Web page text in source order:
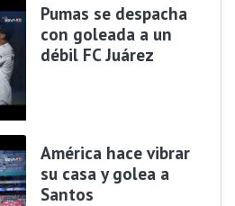
Pumas se despacha
con goleada a un
débil FC Juárez
América hace vibrar
su casa y golea a
Santos